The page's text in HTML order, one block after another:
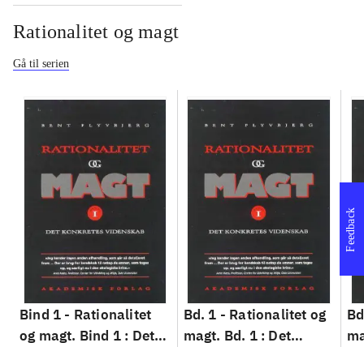
Rationalitet og magt
Gå til serien
Bind 1 - Rationalitet
og magt. Bind 1 : Det
Bd. 1 - Rationalitet og
magt. Bd. 1 : Det
Feedback